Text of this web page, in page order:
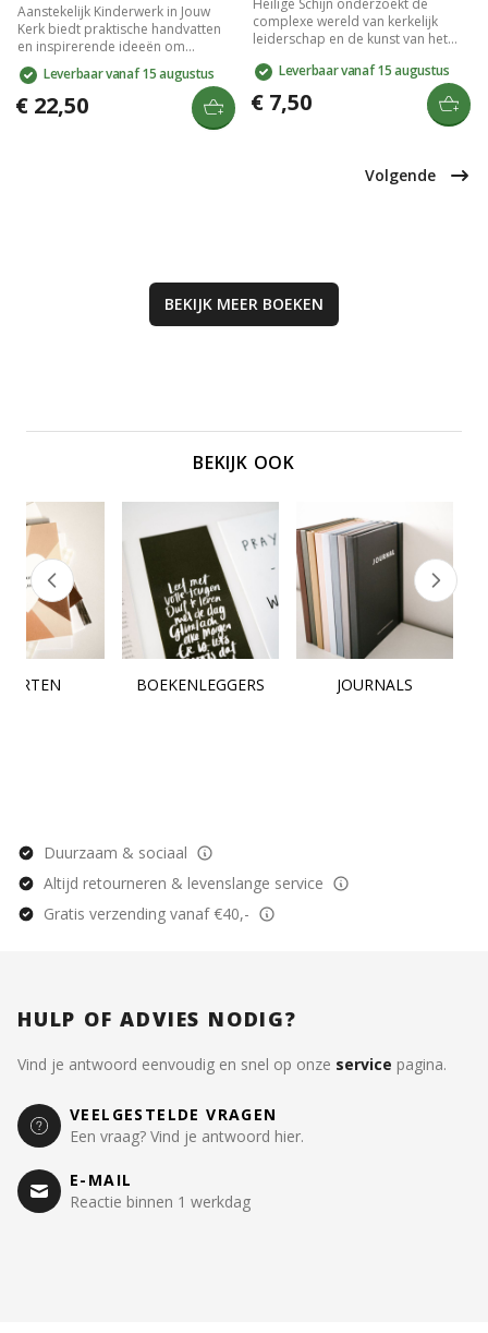
Aanstekelijk Kinderwerk in Jouw
Kerk biedt praktische handvatten
en inspirerende ideeën om
kinderen effectief te betrekken bij
geloof en kerk. Dit boek
presenteert creatieve methoden,
interactieve toepassingen en
Leverbaar vanaf 15 augustus
€ 22,50
Heilige Schijn onderzoekt de
complexe wereld van kerkelijk
leiderschap en de kunst van het
gemeenschappen. Het boek
onthult de spanningen tussen
idealen en realiteit, en hoe het
beeld dat kerkgenoten van hun
voor wie inzicht wil krijgen in
Leverbaar vanaf 15 augustus
€ 7,50
Volgende
BEKIJK MEER BOEKEN
BEKIJK OOK
BOEKENLEGGERS JOURNALS
Duurzaam & sociaal
Altijd retourneren & levenslange service
Gratis verzending vanaf €40,-
HULP OF ADVIES NODIG?
Vind je antwoord eenvoudig en snel op onze service pagina.
VEELGESTELDE VRAGEN
Een vraag? Vind je antwoord hier.
E-MAIL
Reactie binnen 1 werkdag